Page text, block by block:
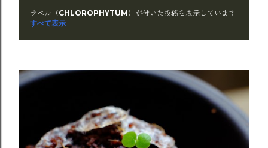
投
ラベル（CHLOROPHYTUM）が付いた投稿を表示しています
すべて表示